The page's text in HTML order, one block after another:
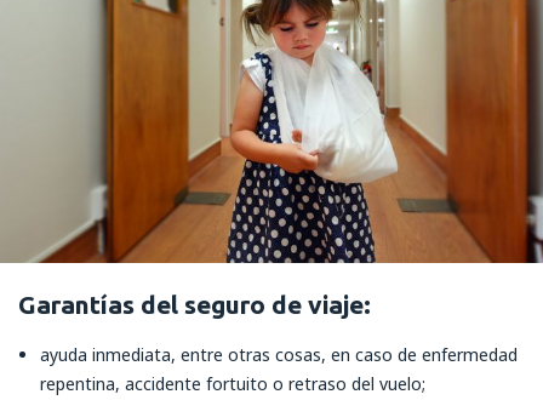
Garantías del seguro de viaje:
ayuda inmediata, entre otras cosas, en caso de enfermedad
repentina, accidente fortuito o retraso del vuelo;